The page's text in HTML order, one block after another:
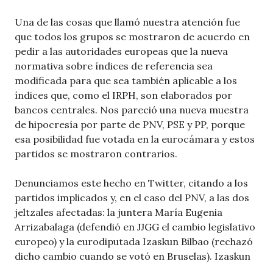
Una de las cosas que llamó nuestra atención fue
que todos los grupos se mostraron de acuerdo en
pedir a las autoridades europeas que la nueva
normativa sobre índices de referencia sea
modificada para que sea también aplicable a los
índices que, como el IRPH, son elaborados por
bancos centrales. Nos pareció una nueva muestra
de hipocresía por parte de PNV, PSE y PP, porque
esa posibilidad fue votada en la eurocámara y estos
partidos se mostraron contrarios.
Denunciamos este hecho en Twitter, citando a los
partidos implicados y, en el caso del PNV, a las dos
jeltzales afectadas: la juntera María Eugenia
Arrizabalaga (defendió en JJGG el cambio legislativo
europeo) y la eurodiputada Izaskun Bilbao (rechazó
dicho cambio cuando se votó en Bruselas). Izaskun